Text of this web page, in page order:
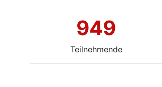
949
Teilnehmende